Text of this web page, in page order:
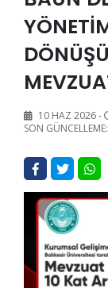
10 HAZ 2026 -
SON GÜNCELLEME: